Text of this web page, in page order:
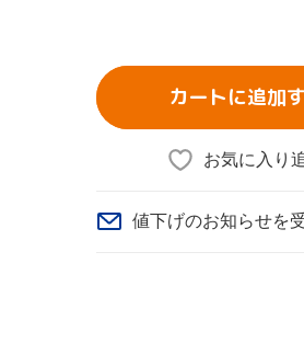
カートに追加
お気に入り
値下げのお知らせを